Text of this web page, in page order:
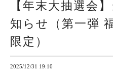
【年末大抽選会
知らせ（第一弾
限定）
2025/12/31 19:10